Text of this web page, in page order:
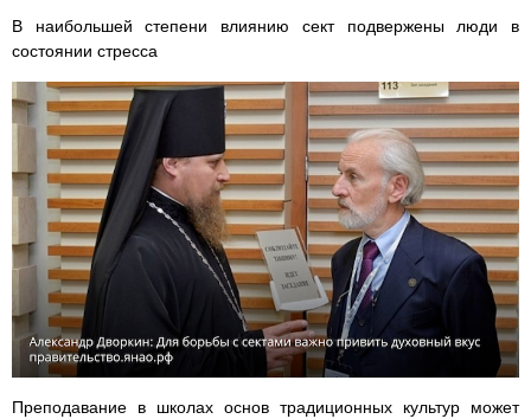
В наибольшей степени влиянию сект подвержены люди в
состоянии стресса
Преподавание в школах основ традиционных культур может